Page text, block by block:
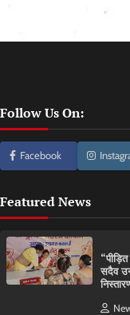
Follow Us On:
Facebook
Featured News
सदैव